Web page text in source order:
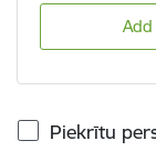
Piekrītu